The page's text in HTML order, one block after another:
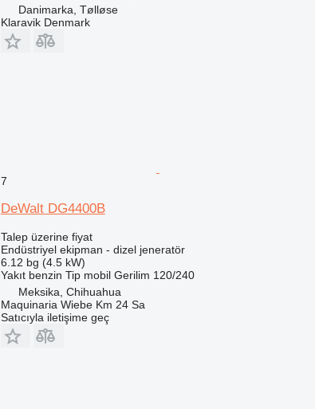
Danimarka, Tølløse
Klaravik Denmark
7
DeWalt DG4400B
Talep üzerine fiyat
Endüstriyel ekipman - dizel jeneratör
6.12 bg (4.5 kW)
Yakıt benzin Tip mobil Gerilim 120/240
Meksika, Chihuahua
Maquinaria Wiebe Km 24 Sa
Satıcıyla iletişime geç